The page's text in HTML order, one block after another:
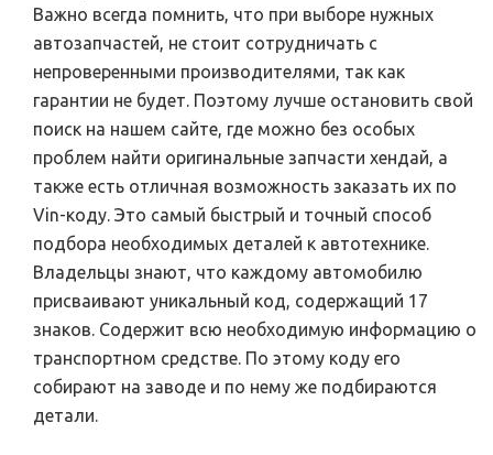
Важно всегда помнить, что при выборе нужных
автозапчастей, не стоит сотрудничать с
непроверенными производителями, так как
гарантии не будет. Поэтому лучше остановить свой
поиск на нашем сайте, где можно без особых
проблем найти оригинальные запчасти хендай, а
также есть отличная возможность заказать их по
Vin-коду. Это самый быстрый и точный способ
подбора необходимых деталей к автотехнике.
Владельцы знают, что каждому автомобилю
присваивают уникальный код, содержащий 17
знаков. Содержит всю необходимую информацию о
транспортном средстве. По этому коду его
собирают на заводе и по нему же подбираются
детали.